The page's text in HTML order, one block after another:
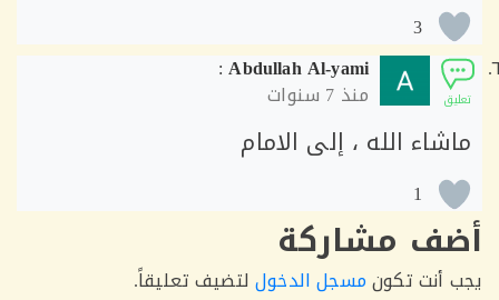
3
Abdullah Al-yami
:
منذ
الله ، إلى الامام
1
مشاركة
تكونمسجل الدخوللتضيف تعليقاً.